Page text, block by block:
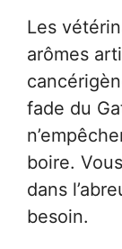
Les
arômes
fade du
boire.
dans
besoin.